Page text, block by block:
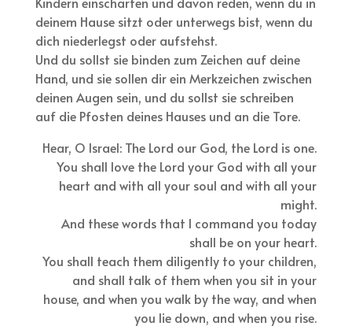
deinem Hause sitzt oder unterwegs bist, wenn du
dich niederlegst oder aufstehst.
Und du sollst sie binden zum Zeichen auf deine
Hand, und sie sollen dir ein Merkzeichen zwischen
deinen Augen sein, und du sollst sie schreiben
auf die Pfosten deines Hauses und an die Tore.
Hear, O Israel: The Lord our God, the Lord is one.
You shall love the Lord your God with all your
heart and with all your soul and with all your
might.
And these words that I command you today
shall be on your heart.
You shall teach them diligently to your children,
and shall talk of them when you sit in your
house, and when you walk by the way, and when
you lie down, and when you rise.